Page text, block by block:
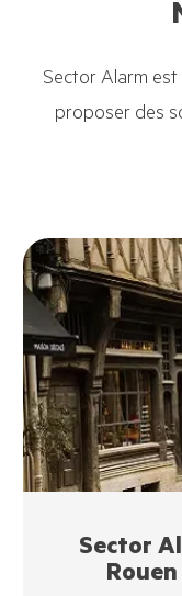
Sector Alarm
proposer des
Sector